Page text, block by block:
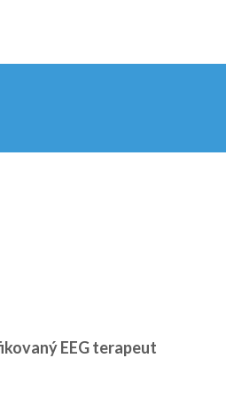
EEG terapeut